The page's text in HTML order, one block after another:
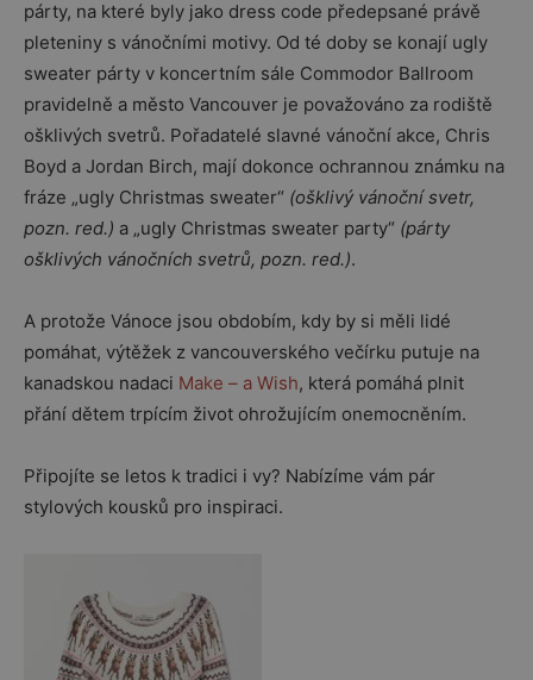
párty, na které byly jako dress code předepsané právě
pleteniny s vánočními motivy. Od té doby se konají ugly
sweater párty v koncertním sále Commodor Ballroom
pravidelně a město Vancouver je považováno za rodiště
ošklivých svetrů. Pořadatelé slavné vánoční akce, Chris
Boyd a Jordan Birch, mají dokonce ochrannou známku na
fráze „ugly Christmas sweater“ (ošklivý vánoční svetr,
pozn. red.) a „ugly Christmas sweater party“ (párty
ošklivých vánočních svetrů, pozn. red.).
A protože Vánoce jsou obdobím, kdy by si měli lidé
pomáhat, výtěžek z vancouverského večírku putuje na
kanadskou nadaci Make – a Wish, která pomáhá plnit
přání dětem trpícím život ohrožujícím onemocněním.
Připojíte se letos k tradici i vy? Nabízíme vám pár
stylových kousků pro inspiraci.